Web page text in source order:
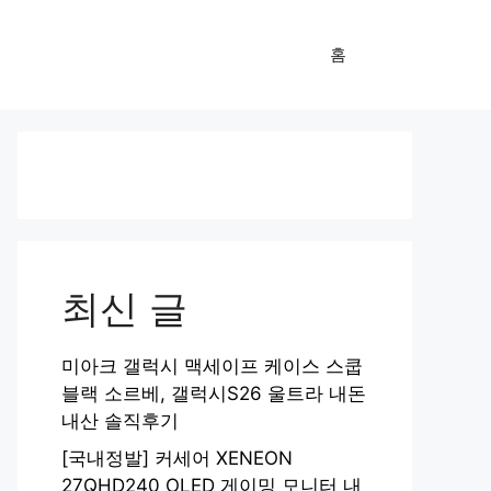
홈
최신 글
미아크 갤럭시 맥세이프 케이스 스쿱
블랙 소르베, 갤럭시S26 울트라 내돈
내산 솔직후기
[국내정발] 커세어 XENEON
27QHD240 OLED 게이밍 모니터 내